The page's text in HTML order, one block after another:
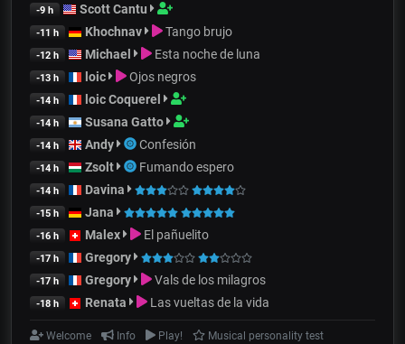
-9 h Scott Cantu
-11 h Khochnav Tango brujo
-12 h Michael Esta noche de luna
-13 h loic Ojos negros
-14 h loic Coquerel
-14 h Susana Gatto
-14 h Andy Confesión
-14 h Zsolt Fumando espero
-14 h Davina
-15 h Jana
-16 h Malex El pañuelito
-17 h Gregory
-17 h Gregory Vals de los milagros
-18 h Renata Las vueltas de la vida
Welcome Info Play!
Musical personality test